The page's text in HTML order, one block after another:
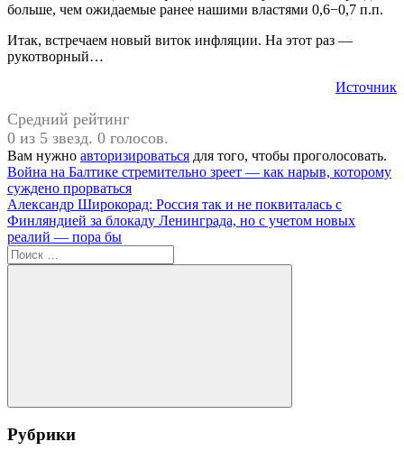
больше, чем ожидаемые ранее нашими властями 0,6−0,7 п.п.
Итак, встречаем новый виток инфляции. На этот раз —
рукотворный…
Источник
Средний рейтинг
0 из 5 звезд. 0 голосов.
Вам нужно авторизироваться для того, чтобы проголосовать.
#Министерство
финансов
Навигация
по
записям
Предыдущая
запись:
Война на Балтике стремительно зреет — как нарыв, которому
суждено прорваться
Следующая
запись:
Александр Широкорад: Россия так и не поквиталась с
Финляндией за блокаду Ленинграда, но с учетом новых
реалий — пора бы
Поиск
для:
Поиск
Рубрики